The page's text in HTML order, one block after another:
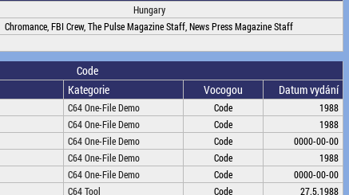
Hungary
Chromance, FBI Crew, The Pulse Magazine Staff, News Press Magazine Staff
Code
Kategorie Vocogou Datum vydání
C64 One-File Demo Code
1988
C64 One-File Demo Code
1988
C64 One-File Demo Code
0000-00-00
C64 One-File Demo Code
1988
C64 One-File Demo Code
0000-00-00
C64 Tool Code
27.5.1988